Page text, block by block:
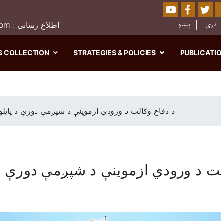
content
0202526849 : moj.afghanistan@gmail.com : اطلاع رسانی
Youtube
پښتو دری
COLLECTION STRATEGIES & POLICIES
د دفاع وکالت د ورودي ازموينې د شپږمې دورې د
د ورودي ازموينې د شپږمې دورې د